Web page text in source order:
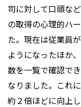
司に対して口頭な
の取得の心理的ハ
た。現在は従業員
ようになったほか
数を一覧で確認で
なりました。これ
約２倍ほどに向上し